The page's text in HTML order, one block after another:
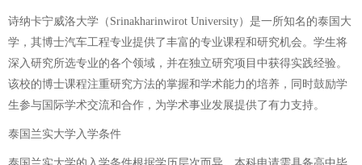
诗纳卡宁威洛大学（Srinakharinwirot University）是一所知名的泰国大
学，其博士汽车工程专业提供了丰富的专业课程和研究机会。学生将
深入研究所选专业的各个领域，并在独立研究项目中获得实践经验。
该校的博士课程注重研究方法的掌握和学术能力的培养，同时鼓励学
生参与国际学术交流和合作，为学术事业发展提供了有力支持。
泰国兰实大学入学条件